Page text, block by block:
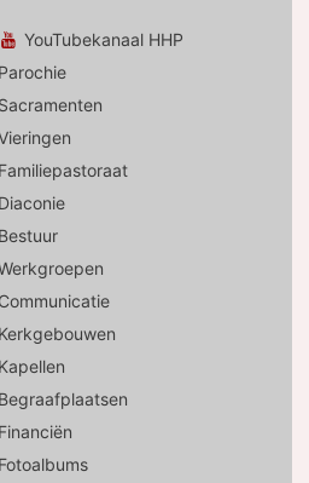
YouTubekanaal HHP
Parochie
Sacramenten
Familiepastoraat
Diaconie
Bestuur
Communicatie
Kerkgebouwen
Kapellen
Begraafplaatsen
Financiën
Fotoalbums